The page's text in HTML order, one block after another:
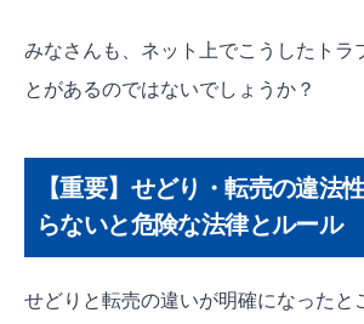
みなさんも、ネット上でこうしたトラ
とがあるのではないでしょうか？
【重要】せどり・転売の違法
らないと危険な法律とルール
せどりと転売の違いが明確になったと